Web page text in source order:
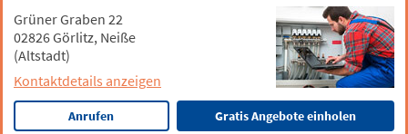
Grüner Graben 22
02826 Görlitz, Neiße
(Altstadt)
Kontaktdetails anzeigen
Anrufen Gratis Angebote einholen